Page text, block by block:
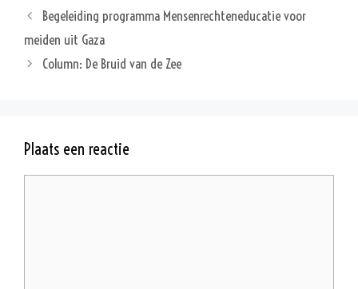
Begeleiding programma Mensenrechteneducatie voor
meiden uit Gaza
Column: De Bruid van de Zee
Plaats een reactie